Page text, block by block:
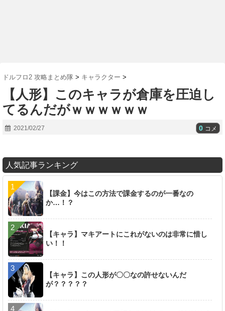
ドルフロ2 攻略まとめ隊 > キャラクター >
【人形】このキャラが倉庫を圧迫し
てるんだがｗｗｗｗｗｗ
2021/02/27 0 コメ
人気記事ランキング
【課金】今はこの方法で課金するのが一番なの
か…！？
【キャラ】マキアートにこれがないのは非常に惜し
い！！
【キャラ】この人形が〇〇なの許せないんだ
が？？？？？